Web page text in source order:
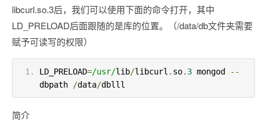
libcurl.so.3后，我们可以使用下面的命令打开，其中
LD_PRELOAD后面跟随的是库的位置。（/data/db文件夹需要
赋予可读写的权限）
LD_PRELOAD=/usr/lib/libcurl . so. 3 mongod
--
dbpath
/data/dblll
简介